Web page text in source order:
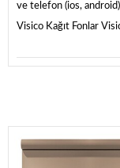
ve telefon (ios,
Visico Kağıt Fonlar